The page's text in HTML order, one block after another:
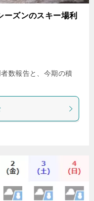
ズンのスキー場利
数報告と、今期の積